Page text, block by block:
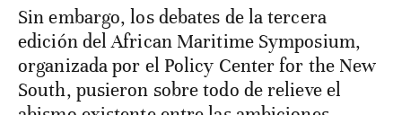
Sin embargo, los debates de la tercera
edición del African Maritime Symposium,
organizada por el Policy Center for the New
South, pusieron sobre todo de relieve el